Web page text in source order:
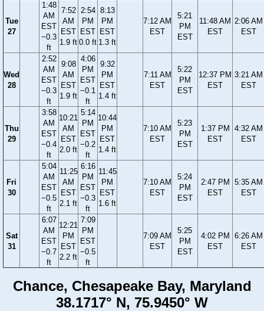
Tue
27
1:48
AM
EST
−0.3
ft
7:52
AM
EST
1.9 ft
2:54
PM
EST
0.0 ft
8:13
PM
EST
1.3 ft
7:12 AM
EST
5:21
PM
EST
11:48 AM
EST
2:06 AM
EST
Wed
28
2:52
AM
EST
−0.3
ft
9:08
AM
EST
1.9 ft
4:06
PM
EST
−0.1
ft
9:32
PM
EST
1.4 ft
7:11 AM
EST
5:22
PM
EST
12:37 PM
EST
3:21 AM
EST
Thu
29
3:58
AM
EST
−0.4
ft
10:21
AM
EST
2.0 ft
5:14
PM
EST
−0.2
ft
10:44
PM
EST
1.4 ft
7:10 AM
EST
5:23
PM
EST
1:37 PM
EST
4:32 AM
EST
Fri
30
5:04
AM
EST
−0.5
ft
11:25
AM
EST
2.1 ft
6:16
PM
EST
−0.3
ft
11:45
PM
EST
1.6 ft
7:10 AM
EST
5:24
PM
EST
2:47 PM
EST
5:35 AM
EST
Sat
31
6:07
AM
EST
−0.7
ft
12:21
PM
EST
2.2 ft
7:09
PM
EST
−0.5
ft
7:09 AM
EST
5:25
PM
EST
4:02 PM
EST
6:26 AM
EST
Chance, Chesapeake Bay, Maryland
38.1717° N, 75.9450° W